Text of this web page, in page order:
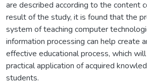
are described according to the content
result of the study, it is found that the
system of teaching computer
information processing can help create
effective educational process, which
practical application of acquired
students.